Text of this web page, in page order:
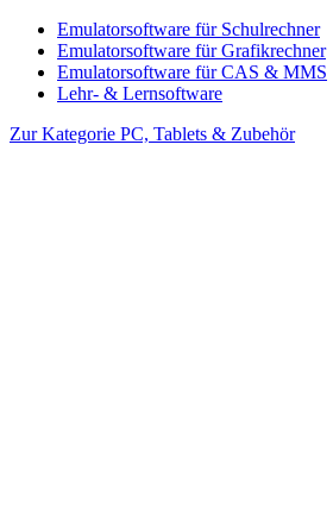
Emulatorsoftware für Schulrechner
Emulatorsoftware für Grafikrechner
Emulatorsoftware für CAS & MMS
Lehr- & Lernsoftware
Zur Kategorie PC, Tablets & Zubehör